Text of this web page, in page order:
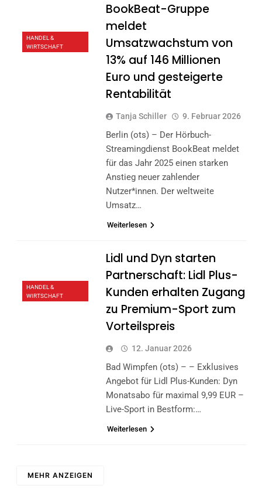
HANDEL &
WIRTSCHAFT
BookBeat-Gruppe
meldet
Umsatzwachstum von
13% auf 146 Millionen
Euro und gesteigerte
Rentabilität
Tanja Schiller 9. Februar 2026
Berlin (ots) – Der Hörbuch-
Streamingdienst BookBeat meldet
für das Jahr 2025 einen starken
Anstieg neuer zahlender
Nutzer*innen. Der weltweite
Umsatz…
Weiterlesen
HANDEL &
WIRTSCHAFT
Lidl und Dyn starten
Partnerschaft: Lidl Plus-
Kunden erhalten Zugang
zu Premium-Sport zum
Vorteilspreis
12. Januar 2026
Bad Wimpfen (ots) – – Exklusives
Angebot für Lidl Plus-Kunden: Dyn
Monatsabo für maximal 9,99 EUR –
Live-Sport in Bestform:…
Weiterlesen
MEHR ANZEIGEN